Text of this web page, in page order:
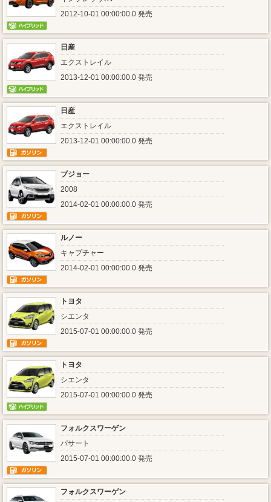
2012-10-01 00:00:00.0 発売
日産
エクストレイル
2013-12-01 00:00:00.0 発売
日産
エクストレイル
2013-12-01 00:00:00.0 発売
プジョー
2008
2014-02-01 00:00:00.0 発売
ルノー
キャプチャー
2014-02-01 00:00:00.0 発売
トヨタ
シエンタ
2015-07-01 00:00:00.0 発売
トヨタ
シエンタ
2015-07-01 00:00:00.0 発売
フォルクスワーゲン
パサート
2015-07-01 00:00:00.0 発売
フォルクスワーゲン